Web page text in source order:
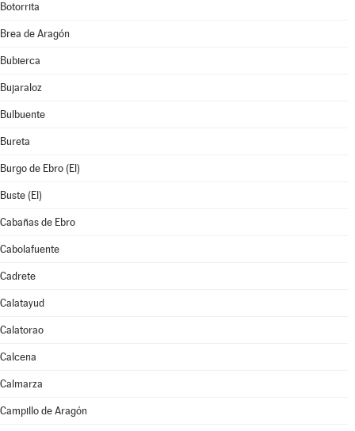
Botorrita
Brea de Aragón
Bubierca
Bujaraloz
Bulbuente
Bureta
Burgo de Ebro (El)
Buste (El)
Cabañas de Ebro
Cabolafuente
Cadrete
Calatayud
Calatorao
Calcena
Calmarza
Campillo de Aragón